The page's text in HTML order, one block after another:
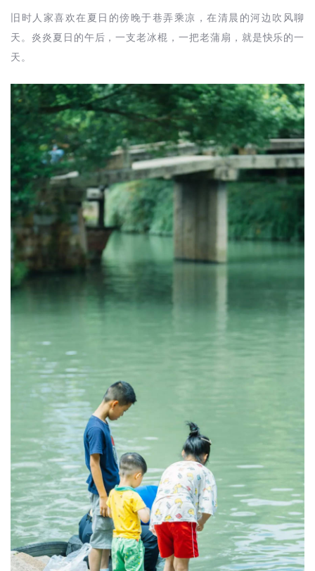
旧时人家喜欢在夏日的傍晚于巷弄乘凉，在清晨的河边吹风聊
天。炎炎夏日的午后，一支老冰棍，一把老蒲扇，就是快乐的一
天。